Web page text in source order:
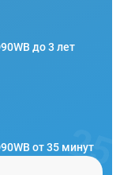
до 3 лет
от 35 минут